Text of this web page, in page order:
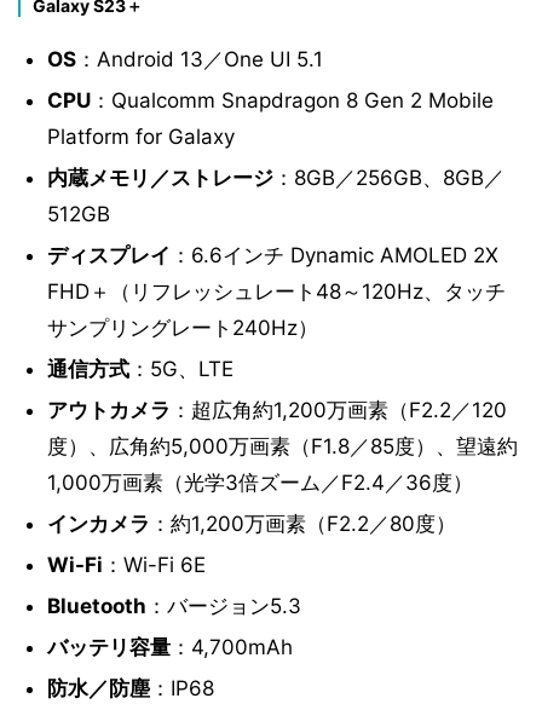
Galaxy S23＋
OS：Android 13／One UI 5.1
CPU：Qualcomm Snapdragon 8 Gen 2 Mobile
Platform for Galaxy
内蔵メモリ／ストレージ：8GB／256GB、8GB／
512GB
ディスプレイ ：6.6インチ Dynamic AMOLED 2X
FHD＋（リフレッシュレート48～120Hz、タッチ
サンプリングレート240Hz）
通信方式：5G、LTE
アウトカメラ ：超広角約1,200万画素（F2.2／120
度）、広角約5,000万画素（F1.8／85度）、望遠約
1,000万画素（光学3倍ズーム／F2.4／36度）
インカメラ ：約1,200万画素（F2.2／80度）
Wi-Fi ：Wi-Fi 6E
Bluetooth ：バージョン5.3
バッテリ容量：4,700mAh
防水／防塵：IP68